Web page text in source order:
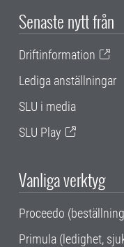
Senaste nytt från
Driftinformation
Lediga anställningar
SLU i media
SLU Play
Vanliga verktyg
Proceedo
Primula (ledighet,